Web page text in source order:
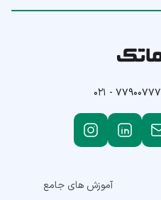
۰۲۱ - ۷۷۹۰۰۷۷۷
آموزش های جامع